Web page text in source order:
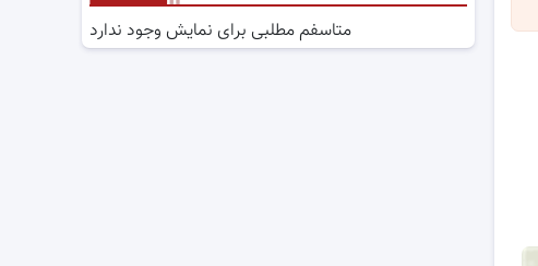
متاسفم مطلبی برای نمایش وجود ندارد